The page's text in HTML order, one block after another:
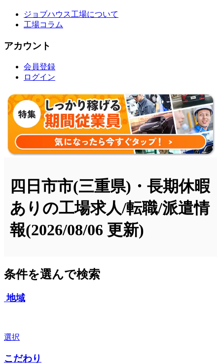
ジョブハウス工場について
工場コラム
アカウント
会員登録
ログイン
四日市市(三重県)・長期休暇
ありの工場求人/転職/派遣情
報(2026/08/06 更新)
条件を選んで検索
地域
選択
こだわり